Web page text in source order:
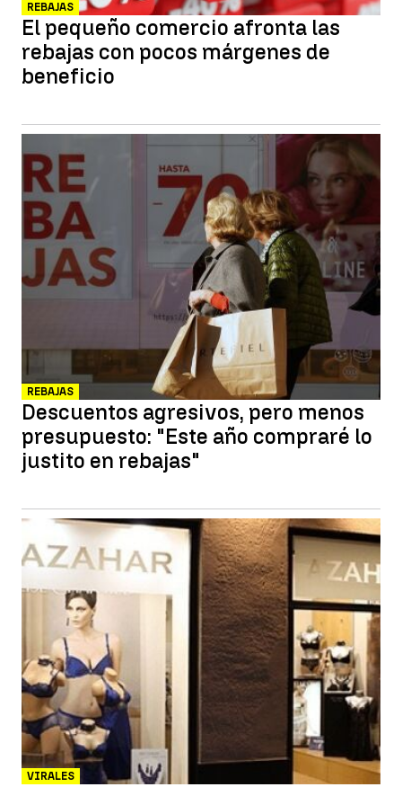
REBAJAS
El pequeño comercio afronta las
rebajas con pocos márgenes de
beneficio
REBAJAS
Descuentos agresivos, pero menos
presupuesto: "Este año compraré lo
justito en rebajas"
VIRALES